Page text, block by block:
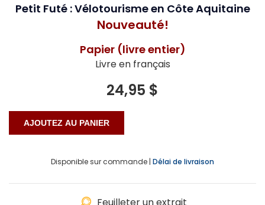
Petit Futé : Vélotourisme en Côte Aquitaine
Nouveauté!
Papier (livre entier)
Livre en français
24,95 $
Disponible sur commande | Délai de livraison
Feuilleter un extrait